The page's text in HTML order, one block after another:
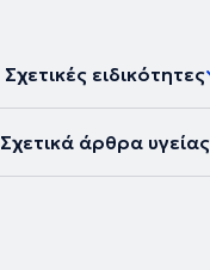
Σχετικές ειδικότητες
Σχετικά άρθρα υγείας